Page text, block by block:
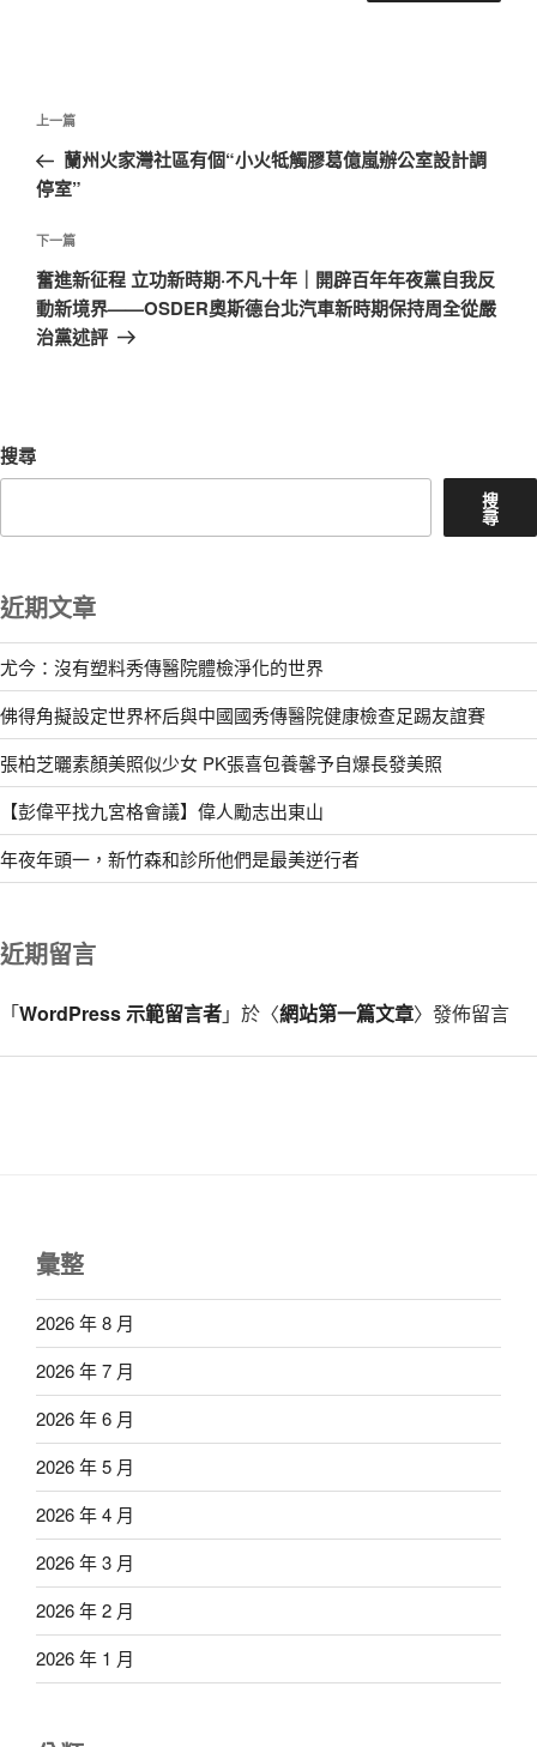
文
導
覽
上
一
篇
章
上一篇
蘭州火家灣社區有個“小火牴觸膠葛億嵐辦公室設計調
停室”
下
一
篇
文
下一篇
奮進新征程 立功新時期·不凡十年｜開辟百年年夜黨自我反
動新境界——OSDER奧斯德台北汽車新時期保持周全從嚴
治黨述評
搜尋
搜
尋
近期文章
尤今：沒有塑料秀傳醫院體檢淨化的世界
佛得角擬設定世界杯后與中國國秀傳醫院健康檢查足踢友誼賽
張柏芝曬素顏美照似少女 PK張喜包養馨予自爆長發美照
【彭偉平找九宮格會議】偉人勵志出東山
年夜年頭一，新竹森和診所他們是最美逆行者
近期留言
「WordPress 示範留言者」於〈網站第一篇文章〉發佈留言
彙整
2026 年 8 月
2026 年 7 月
2026 年 6 月
2026 年 5 月
2026 年 4 月
2026 年 3 月
2026 年 2 月
2026 年 1 月